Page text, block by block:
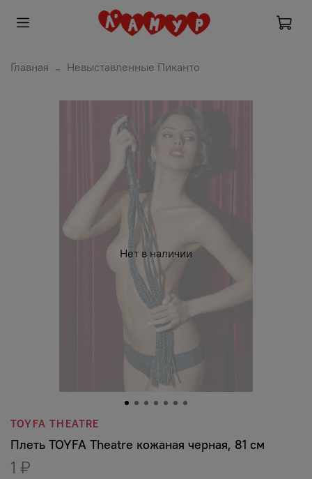
Главная Невыставленные Пиканто
Нет в наличии
TOYFA THEATRE
Плеть TOYFA Theatre кожаная черная, 81 см
1 ₽